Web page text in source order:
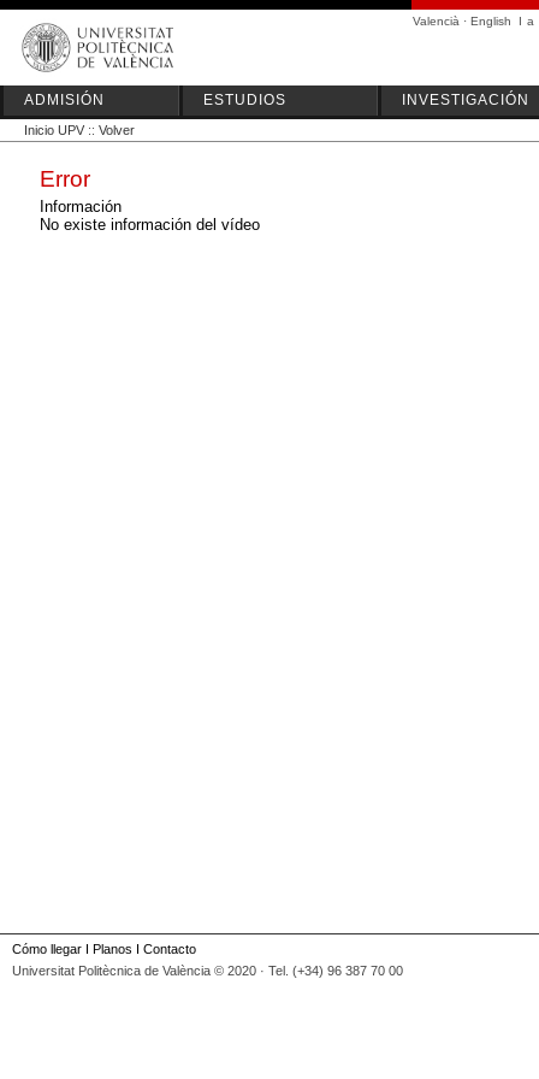
Valencià · English I a
ADMISIÓN ESTUDIOS INVESTIGACIÓN
Inicio UPV :: Volver
Error
Información
No existe información del vídeo
Cómo llegar I Planos I Contacto
Universitat Politècnica de València © 2020 · Tel. (+34) 96 387 70 00